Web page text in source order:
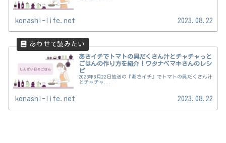
konashi-life.net 2023.08.22
あさイチでトマトの具だくさん汁とチャチャっと
ごはんの作り方を紹介！ワタナベマキさんのレシ
ピ
2023年8月22日放送の『あさイチ』でトマトの具だくさん汁
とチャチャ...
konashi-life.net 2023.08.22